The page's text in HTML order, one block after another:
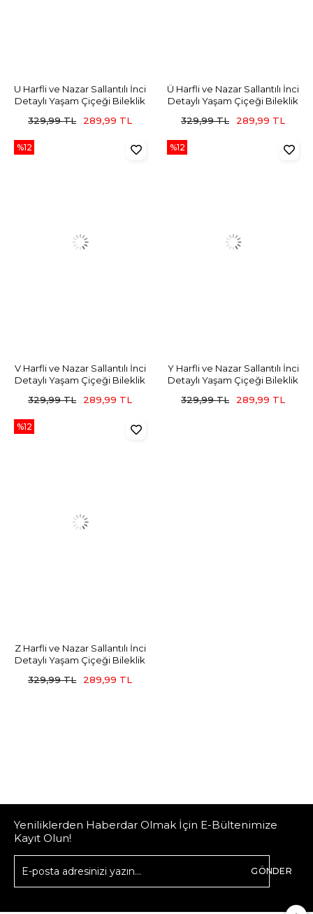
U Harfli ve Nazar Sallantılı İnci
Detaylı Yaşam Çiçeği Bileklik
329,99 TL
289,99 TL
Ü Harfli ve Nazar Sallantılı İnci
Detaylı Yaşam Çiçeği Bileklik
329,99 TL
289,99 TL
V Harfli ve Nazar Sallantılı İnci
Detaylı Yaşam Çiçeği Bileklik
329,99 TL
289,99 TL
%12
Y Harfli ve Nazar Sallantılı İnci
Detaylı Yaşam Çiçeği Bileklik
329,99 TL
289,99 TL
%12
Z Harfli ve Nazar Sallantılı İnci
Detaylı Yaşam Çiçeği Bileklik
329,99 TL
289,99 TL
%12
Yeniliklerden Haberdar Olmak İçin E-Bültenimize
Kayıt Olun!
GÖNDER